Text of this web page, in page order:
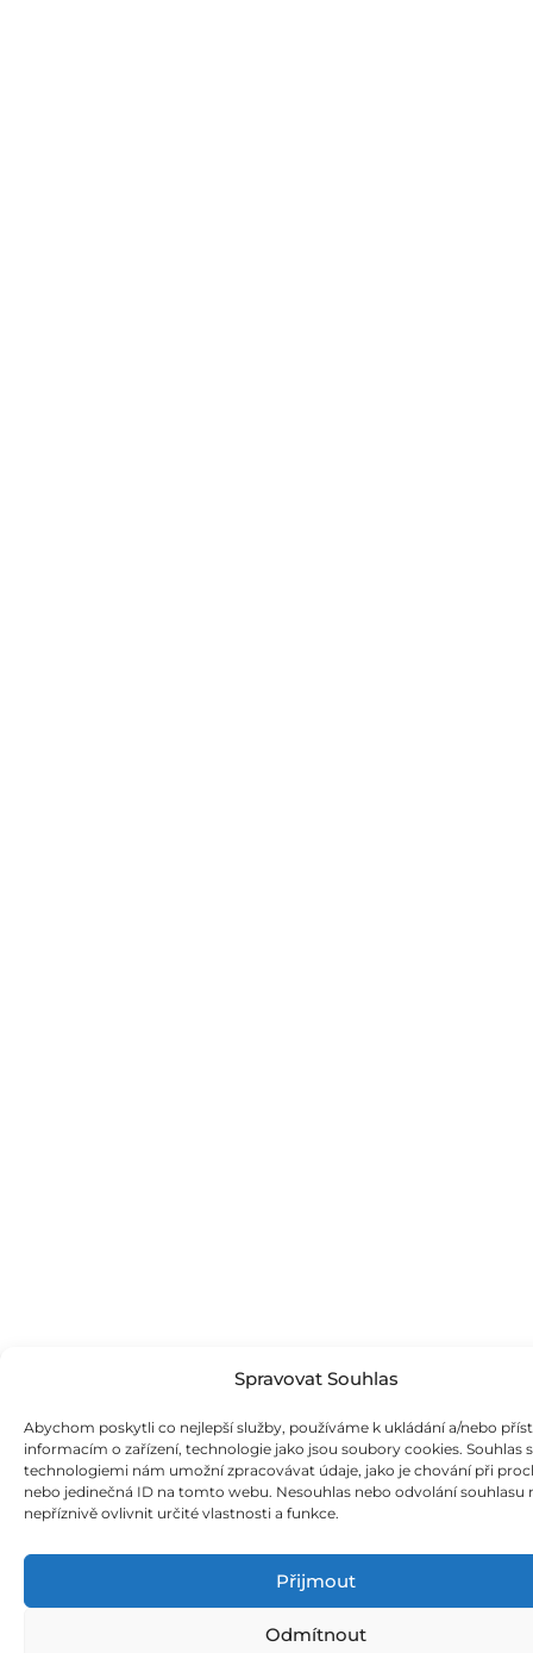
Spravovat Souhlas
Abychom poskytli co nejlepší služby, používáme k ukládání a/nebo
informacím o zařízení, technologie jako jsou soubory cookies. Souhlas
technologiemi nám umožní zpracovávat údaje, jako je chování při
nebo jedinečná ID na tomto webu. Nesouhlas nebo odvolání souhlasu
nepříznivě ovlivnit určité vlastnosti a funkce.
Přijmout
Odmítnout